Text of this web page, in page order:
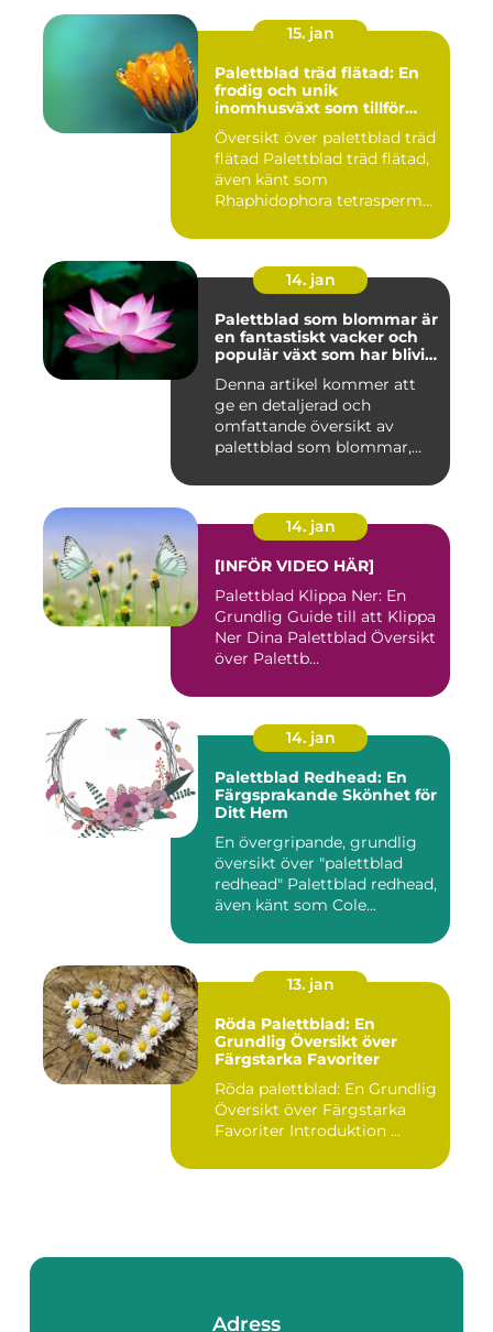
15. jan
Palettblad träd flätad: En
frodig och unik
inomhusväxt som tillför
färg till ditt hem
Översikt över palettblad träd
flätad Palettblad träd flätad,
även känt som
Rhaphidophora tetrasperm...
14. jan
Palettblad som blommar är
en fantastiskt vacker och
populär växt som har blivit
trädgårdsentusiaster runt
om i världen
Denna artikel kommer att
ge en detaljerad och
omfattande översikt av
palettblad som blommar,
14. jan
[INFÖR VIDEO HÄR]
Palettblad Klippa Ner: En
Grundlig Guide till att Klippa
Ner Dina Palettblad Översikt
över Palettb...
14. jan
Palettblad Redhead: En
Färgsprakande Skönhet för
Ditt Hem
En övergripande, grundlig
översikt över "palettblad
redhead" Palettblad redhead,
även känt som Cole...
13. jan
Röda Palettblad: En
Grundlig Översikt över
Färgstarka Favoriter
Röda palettblad: En Grundlig
Översikt över Färgstarka
Favoriter Introduktion ...
Adress